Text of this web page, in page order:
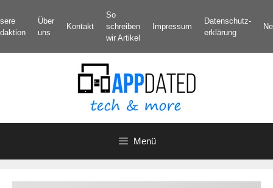
Inhalt
springen
Über
uns
Kontakt
So
schreiben
wir Artikel
Impressum
Datenschutz­
erklärung
Menü